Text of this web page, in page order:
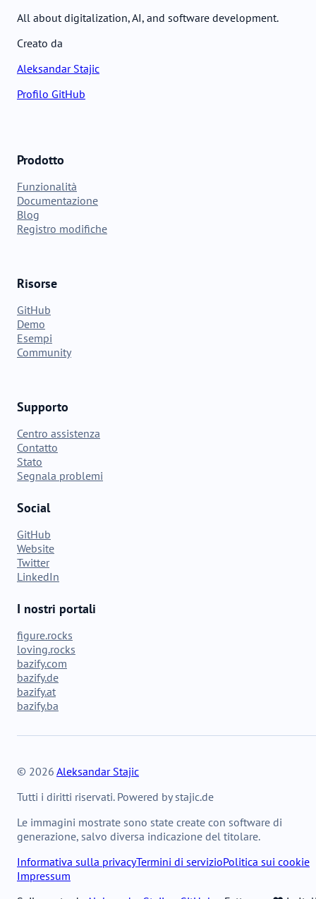
All about digitalization, AI, and software development.
Creato da
Aleksandar Stajic
Profilo GitHub
Prodotto
Funzionalità
Documentazione
Blog
Registro modifiche
Risorse
GitHub
Demo
Esempi
Community
Supporto
Centro assistenza
Contatto
Stato
Segnala problemi
Social
GitHub
Website
Twitter
LinkedIn
I nostri portali
figure.rocks
loving.rocks
bazify.com
bazify.de
bazify.at
bazify.ba
© 2026 Aleksandar Stajic
Tutti i diritti riservati. Powered by stajic.de
Le immagini mostrate sono state create con software di
generazione, salvo diversa indicazione del titolare.
Informativa sulla privacyTermini di servizioPolitica sui cookie
Impressum